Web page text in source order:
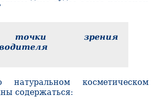
зрения
натуральном космети­ческом
содержаться: